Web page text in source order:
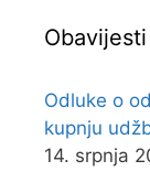
Obavijesti
Odluke o
kupnju
14. srpnja